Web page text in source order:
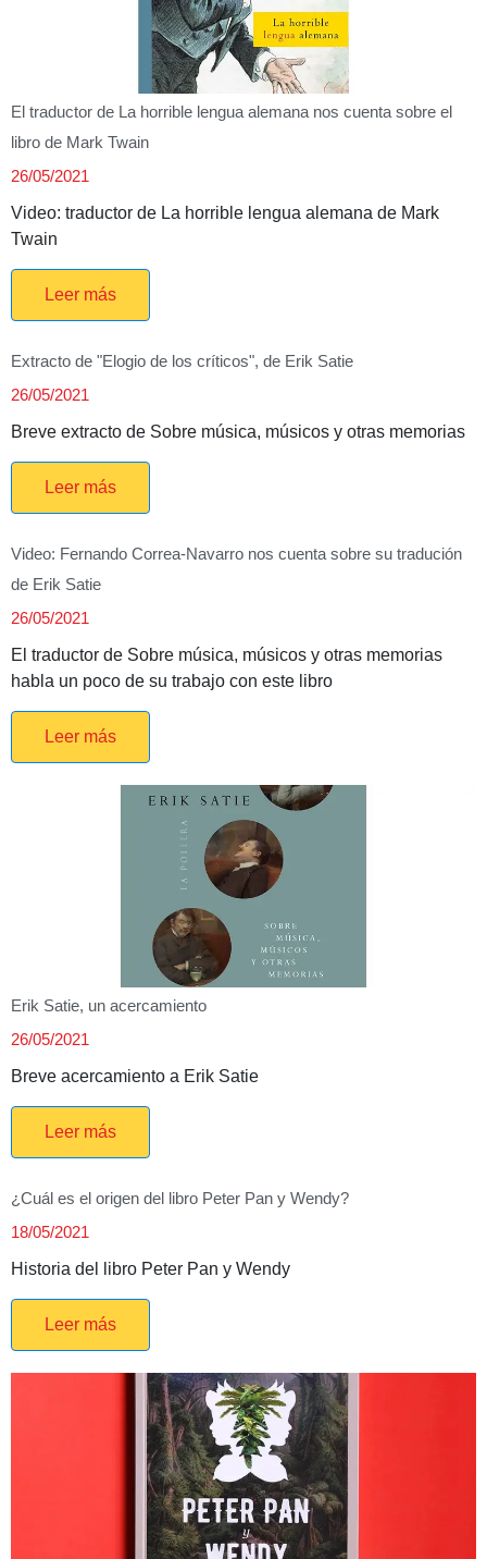
El traductor de La horrible lengua alemana nos cuenta sobre el
libro de Mark Twain
26/05/2021
Video: traductor de La horrible lengua alemana de Mark
Twain
Leer más
Extracto de "Elogio de los críticos", de Erik Satie
26/05/2021
Breve extracto de Sobre música, músicos y otras memorias
Leer más
Video: Fernando Correa-Navarro nos cuenta sobre su tradución
de Erik Satie
26/05/2021
El traductor de Sobre música, músicos y otras memorias
habla un poco de su trabajo con este libro
Leer más
Erik Satie, un acercamiento
26/05/2021
Breve acercamiento a Erik Satie
Leer más
¿Cuál es el origen del libro Peter Pan y Wendy?
18/05/2021
Historia del libro Peter Pan y Wendy
Leer más